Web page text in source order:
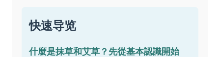
快速导览
什麼是抹草和艾草？先從基本認識開始